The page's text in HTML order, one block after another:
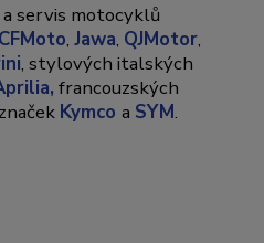
servis motocyklů
CFMoto,Jawa, QJMotor,
, stylových italských
francouzských
Kymcoa SYM.